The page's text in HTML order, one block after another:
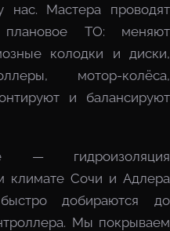
Мастера проводят
плановое ТО: меняют
колодки и диски,
мотор-колёса,
и балансируют
— гидроизоляция
климате Сочи и Адлера
добираются до
Мы покрываем